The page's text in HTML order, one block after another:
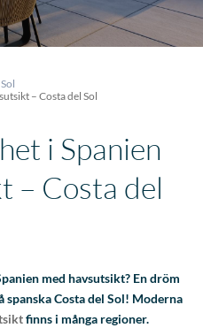
– Costa del Sol
i Spanien
– Costa del
med havsutsikt? En dröm
Costa del Sol! Moderna
finns i många regioner.